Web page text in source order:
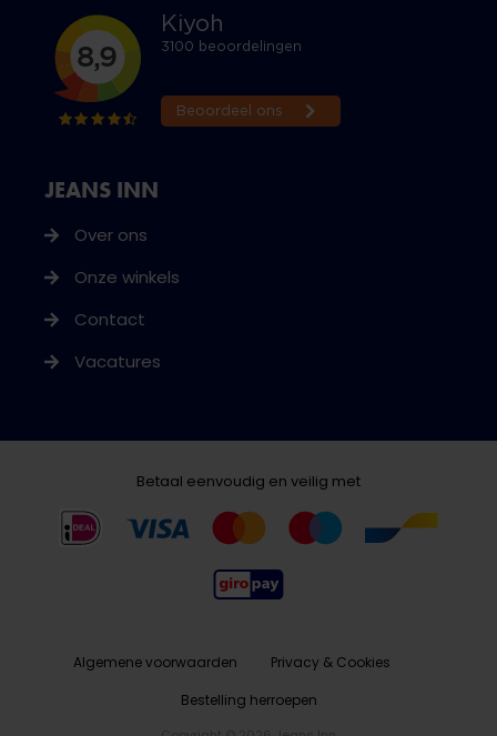
JEANS INN
Over ons
Onze winkels
Contact
Vacatures
Betaal eenvoudig en veilig met
Algemene voorwaarden
Privacy & Cookies
Bestelling herroepen